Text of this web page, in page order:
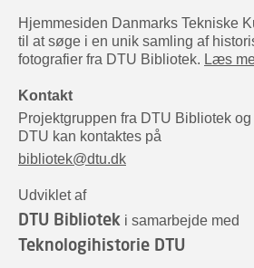
Hjemmesiden Danmarks Tekniske
til at søge i en unik samling af
fotografier fra DTU Bibliotek. Læs
Kontakt
Projektgruppen fra DTU Bibliotek
DTU kan kontaktes på
bibliotek@dtu.dk
Udviklet af
DTU Bibliotek i samarbejde med
Teknologihistorie DTU